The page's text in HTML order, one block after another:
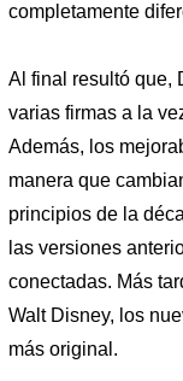
completamente
Al final resultó que,
varias firmas a la
Además, los
manera que
principios de la
las versiones
conectadas. Más
Walt Disney, los
más original.